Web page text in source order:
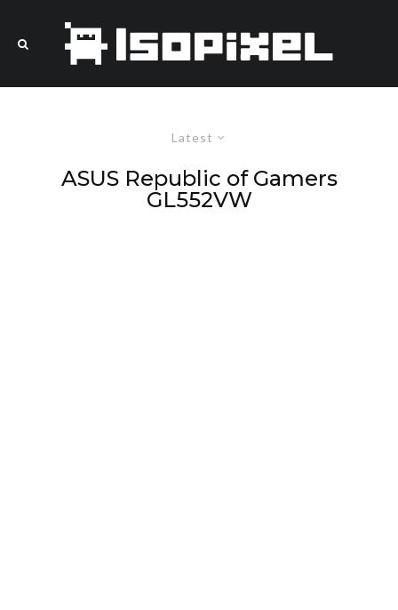
Latest
ASUS Republic of Gamers
GL552VW